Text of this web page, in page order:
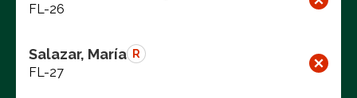
FL-26
Salazar, María R
FL-27